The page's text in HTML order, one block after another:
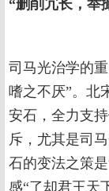
“删削冗长，举
司马光治学的
嗜之不厌”。北
安石，全力支
斥，尤其是司
石的变法之策
感“了却君王天